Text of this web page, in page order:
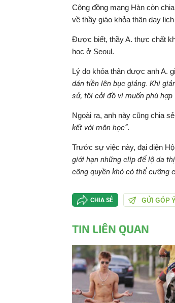
Cộng đồng mạng Hàn còn
về thầy giáo khỏa thân dạy
Được biết, thầy A. thực chất
học ở Seoul.
Lý do khỏa thân được anh A.
dán tiền lên bục giảng. Khi
sử, tôi cởi đồ vì muốn phù hợp
Ngoài ra, anh này cũng chia
kết với môn học”.
Trước sự việc này, đại diện
giới hạn những clip để lộ da
công quyền khó có thể cưỡng
CHIA SẺ GỬI GÓP
TIN LIÊN QUAN